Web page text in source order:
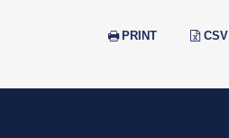
PRINT CSV